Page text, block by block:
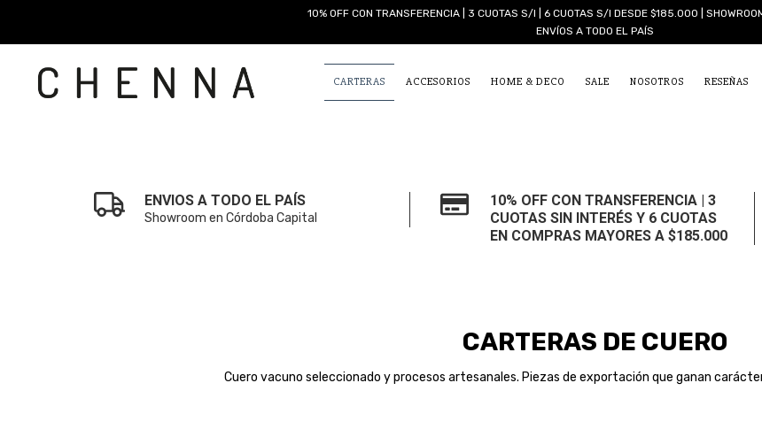
10% OFF CON TRANSFERENCIA | 3 CUOTAS S/I | 6 CUOTAS S/I DESDE $185.000 |
ENVÍOS A TODO EL PAÍS
CARTERAS ACCESORIOS HOME & DECO SALE NOSOTROS RESEÑAS
ENVIOS A TODO EL PAÍS
Showroom en Córdoba Capital
10% OFF CON TRANSFERENCIA | 3
CUOTAS SIN INTERÉS Y 6 CUOTAS
EN COMPRAS MAYORES A $185.000
CARTERAS DE CUERO
Cuero vacuno seleccionado y procesos artesanales. Piezas de exportación que ganan